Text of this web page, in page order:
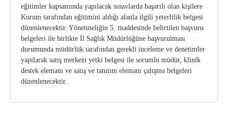
eğitimler kapsamında yapılacak sınavlarda başarılı olan kişilere
Kurum tarafından eğitimini aldığı alanla ilgili yeterlilik belgesi
düzenlenecektir. Yönetmeliğin 5. maddesinde belirtilen başvuru
belgeleri ile birlikte İl Sağlık Müdürlüğüne başvurulması
durumunda müdürlük tarafından gerekli inceleme ve denetimler
yapılarak satış merkezi yetki belgesi ile sorumlu müdür, klinik
destek elemanı ve satış ve tanıtım elemanı çalışma belgeleri
düzenlenecektir.
Kurumsal Kimlik Kılavuzu
Üretici Firmalar
CE Yönetmeliği
Onaylanmış Kuruluşlar Hakkında Yönetmelik
4703 Sayılı Kanun
Tıbbi Cihaz Direktifleri